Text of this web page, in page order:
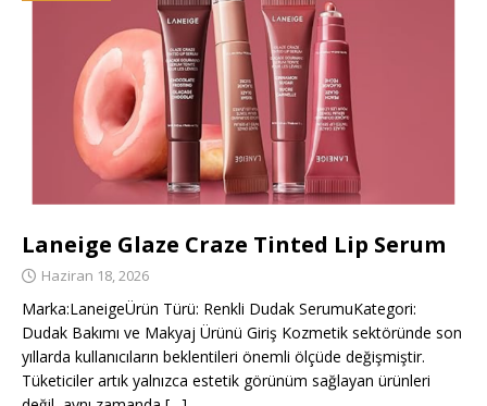
Laneige Glaze Craze Tinted Lip Serum
Haziran 18, 2026
Marka:LaneigeÜrün Türü: Renkli Dudak SerumuKategori:
Dudak Bakımı ve Makyaj Ürünü Giriş Kozmetik sektöründe son
yıllarda kullanıcıların beklentileri önemli ölçüde değişmiştir.
Tüketiciler artık yalnızca estetik görünüm sağlayan ürünleri